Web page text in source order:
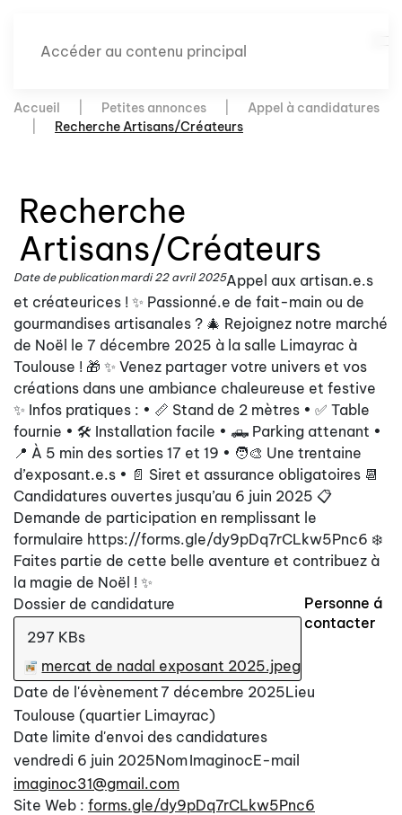
Accéder au contenu principal
Accueil Petites annonces
Appel à candidatures
Recherche Artisans/Créateurs
Recherche
Artisans/Créateurs
Date de publication mardi 22 avril 2025Appel aux artisan.e.s
et créateurices ! ✨ Passionné.e de fait-main ou de
gourmandises artisanales ? 🎄 Rejoignez notre marché
de Noël le 7 décembre 2025 à la salle Limayrac à
Toulouse ! 🎁 ✨ Venez partager votre univers et vos
créations dans une ambiance chaleureuse et festive
✨ Infos pratiques : • 📏 Stand de 2 mètres • ✅ Table
fournie • 🛠️ Installation facile • 🛻 Parking attenant •
📍 À 5 min des sorties 17 et 19 • 🧑‍🎨 Une trentaine
d’exposant.e.s • 📄 Siret et assurance obligatoires 📆
Candidatures ouvertes jusqu’au 6 juin 2025 📋
Demande de participation en remplissant le
formulaire https://forms.gle/dy9pDq7rCLkw5Pnc6 ❄️
Faites partie de cette belle aventure et contribuez à
la magie de Noël ! ✨
Dossier de candidature
297 KBs
mercat de nadal exposant 2025.jpeg
Date de l'évènement7 décembre 2025Lieu
Toulouse (quartier Limayrac)
Date limite d'envoi des candidatures
vendredi 6 juin 2025
Personne á
contacter
NomImaginocE-mail
imaginoc31@gmail.com
Site Web : forms.gle/dy9pDq7rCLkw5Pnc6